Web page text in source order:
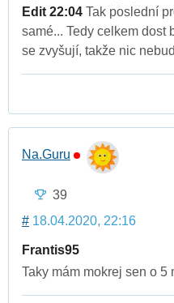
Edit 22:04 Tak poslední
samé... Tedy celkem dost
se zvyšují, takže nic
Na.Guru
39
# 18.04.2020, 22:16
Frantis95
Taky mám mokrej sen o 5